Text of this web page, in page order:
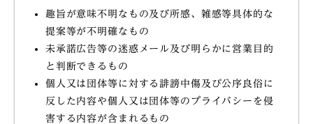
趣旨が意味不明なもの及び所感、雑感等具体的な
提案等が不明確なもの
未承諾広告等の迷惑メール及び明らかに営業目的
と判断できるもの
個人又は団体等に対する誹謗中傷及び公序良俗に
反した内容や個人又は団体等のプライバシーを侵
害する内容が含まれるもの